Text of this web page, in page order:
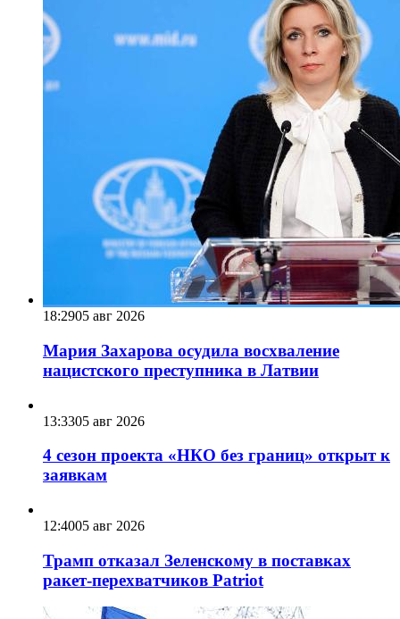
18:2905 авг 2026
Мария Захарова осудила восхваление
нацистского преступника в Латвии
13:3305 авг 2026
4 сезон проекта «НКО без границ» открыт к
заявкам
12:4005 авг 2026
Трамп отказал Зеленскому в поставках
ракет-перехватчиков Patriot